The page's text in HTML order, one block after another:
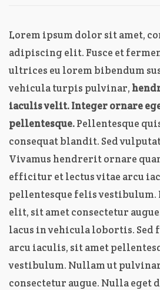
Lorem ipsum dolor sit amet,
adipiscing elit. Fusce et
ultrices eu lorem bibendum
vehicula turpis pulvinar,
iaculis velit. Integer ornare
pellentesque.Pellentesque
consequat blandit. Sed
Vivamus hendrerit ornare
efficitur et lectus vitae arcu
pellentesque felis
elit, sit amet consectetur
lacus in vehicula lobortis. Sed
arcu iaculis, sit amet
vestibulum. Nullam ut
consectetur augue. Nulla eget